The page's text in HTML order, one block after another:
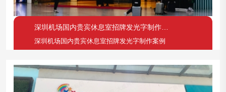
深圳机场国内贵宾休息室招牌发光字制作案例